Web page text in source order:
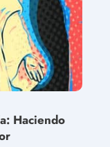
Haciendo